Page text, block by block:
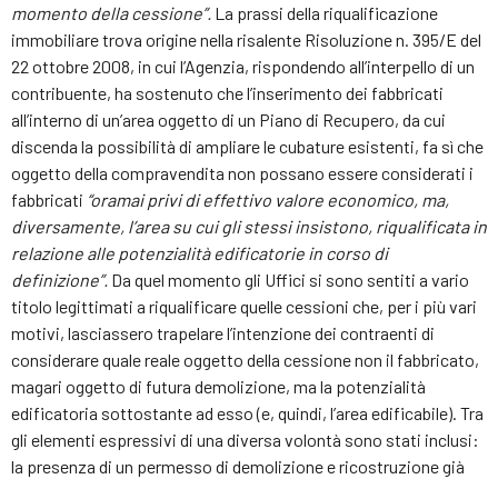
momento della cessione”. La prassi della riqualificazione
immobiliare trova origine nella risalente Risoluzione n. 395/E del
22 ottobre 2008, in cui l’Agenzia, rispondendo all’interpello di un
contribuente, ha sostenuto che l’inserimento dei fabbricati
all’interno di un’area oggetto di un Piano di Recupero, da cui
discenda la possibilità di ampliare le cubature esistenti, fa sì che
oggetto della compravendita non possano essere considerati i
fabbricati “oramai privi di effettivo valore economico, ma,
diversamente, l’area su cui gli stessi insistono, riqualificata in
relazione alle potenzialità edificatorie in corso di
definizione”. Da quel momento gli Uffici si sono sentiti a vario
titolo legittimati a riqualificare quelle cessioni che, per i più vari
motivi, lasciassero trapelare l’intenzione dei contraenti di
considerare quale reale oggetto della cessione non il fabbricato,
magari oggetto di futura demolizione, ma la potenzialità
edificatoria sottostante ad esso (e, quindi, l’area edificabile). Tra
gli elementi espressivi di una diversa volontà sono stati inclusi:
la presenza di un permesso di demolizione e ricostruzione già